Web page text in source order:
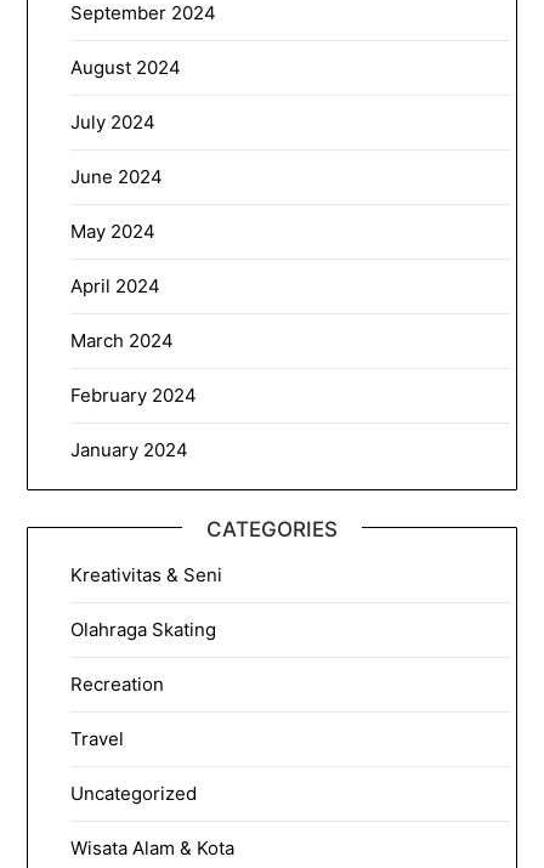
September 2024
August 2024
July 2024
June 2024
May 2024
April 2024
March 2024
February 2024
January 2024
CATEGORIES
Kreativitas & Seni
Olahraga Skating
Recreation
Travel
Uncategorized
Wisata Alam & Kota